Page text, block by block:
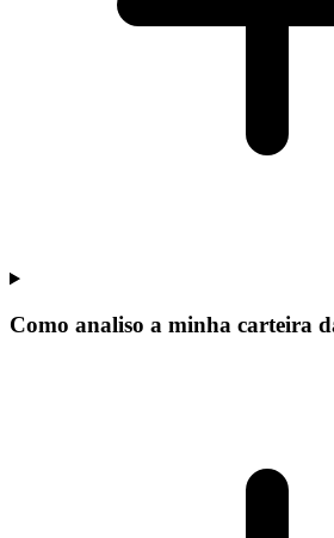
Como analiso a minha carteira